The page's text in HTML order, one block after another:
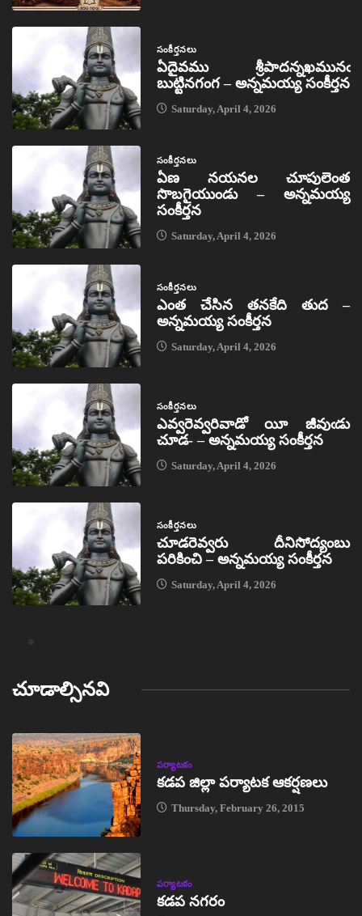
సంకీర్తనలు
ఏదైవము శ్రీపాదన్నఖమునఁ
బుట్టినగంగ – అన్నమయ్య సంకీర్తన
Saturday, April 4, 2026
సంకీర్తనలు
ఏణ నయనల చూపులెంత
సొబగైయుండు – అన్నమయ్య
సంకీర్తన
Saturday, April 4, 2026
సంకీర్తనలు
ఎంత చేసిన తనకేది తుద –
అన్నమయ్య సంకీర్తన
Saturday, April 4, 2026
సంకీర్తనలు
ఎవ్వరెవ్వరివాడో యీ జీవుఁడు
చూడ- – అన్నమయ్య సంకీర్తన
Saturday, April 4, 2026
సంకీర్తనలు
చూడరెవ్వరు దీనిసోద్యంబు
పరికించి – అన్నమయ్య సంకీర్తన
Saturday, April 4, 2026
చూడాల్సినవి
పర్యాటకం
కడప జిల్లా పర్యాటక ఆకర్షణలు
Thursday, February 26, 2015
పర్యాటకం
కడప నగరం